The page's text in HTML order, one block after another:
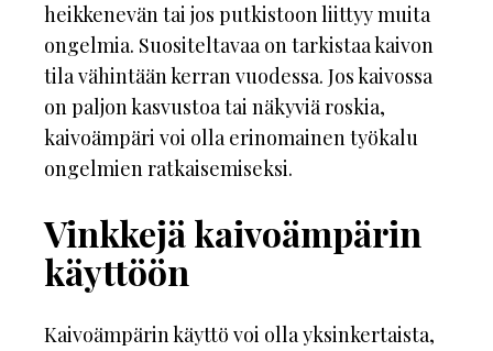
heikkenevän tai jos putkistoon liittyy muita
ongelmia. Suositeltavaa on tarkistaa kaivon
tila vähintään kerran vuodessa. Jos kaivossa
on paljon kasvustoa tai näkyviä roskia,
kaivoämpäri voi olla erinomainen työkalu
ongelmien ratkaisemiseksi.
Vinkkejä kaivoämpärin
käyttöön
Kaivoämpärin käyttö voi olla yksinkertaista,